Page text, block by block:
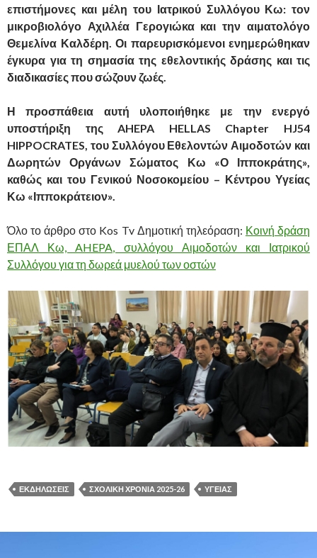
επιστήμονες και μέλη του Ιατρικού Συλλόγου Κω: τον
μικροβιολόγο Αχιλλέα Γερογιώκα και την αιματολόγο
Θεμελίνα Καλδέρη. Οι παρευρισκόμενοι ενημερώθηκαν
έγκυρα για τη σημασία της εθελοντικής δράσης και τις
διαδικασίες που σώζουν ζωές.
Η προσπάθεια αυτή υλοποιήθηκε με την ενεργό
υποστήριξη της AHEPA HELLAS Chapter HJ54
HIPPOCRATES, του Συλλόγου Εθελοντών Αιμοδοτών και
Δωρητών Οργάνων Σώματος Κω «Ο Ιπποκράτης»,
καθώς και του Γενικού Νοσοκομείου – Κέντρου Υγείας
Κω «Ιπποκράτειον».
Όλο το άρθρο στο Kos Tv Δημοτική τηλεόραση: Κοινή δράση
ΕΠΑΛ Κω, AHEPA, συλλόγου Αιμοδοτών και Ιατρικού
Συλλόγου για τη δωρεά μυελού των οστών
ΕΚΔΗΛΩΣΕΙΣ ΣΧΟΛΙΚΗ ΧΡΟΝΙΑ 2025-26 ΥΓΕΊΑΣ